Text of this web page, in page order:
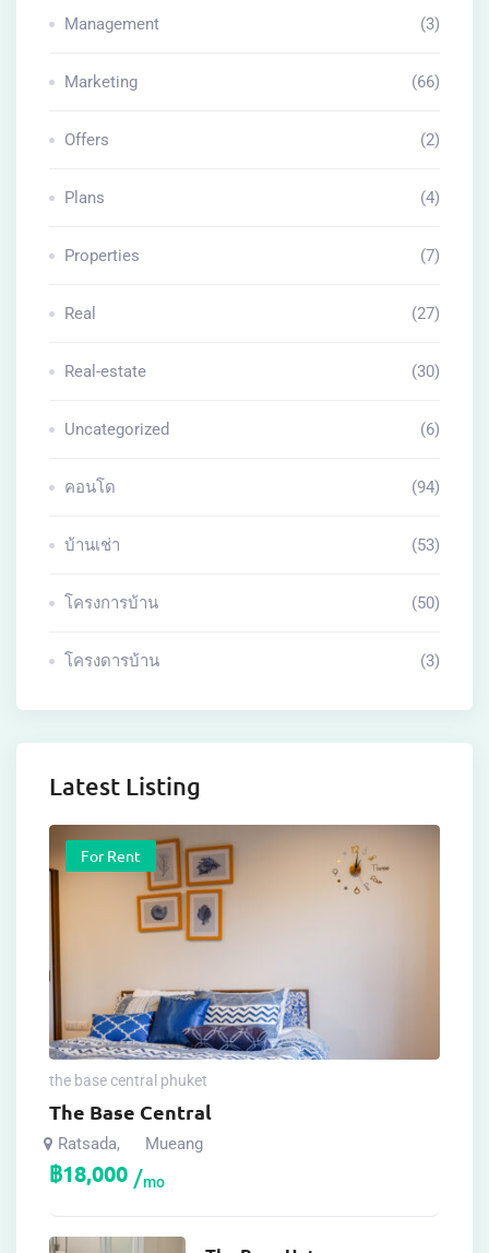
Management (3)
Marketing (66)
Offers (2)
Plans (4)
Properties (7)
Real (27)
Real-estate (30)
Uncategorized (6)
คอนโด (94)
บ้านเช่า (53)
โครงการบ้าน (50)
โครงดารบ้าน (3)
Latest Listing
For Rent
the base central phuket
The Base Central
Ratsada, Mueang
฿18,000 mo